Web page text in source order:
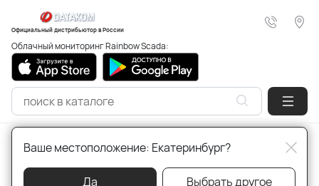
Официальный дистрибьютор в России
Облачный мониторинг Rainbow Scada:
Главная Продукция для генераторов Модули plug-in
Артикул: L060D
Ваше местоположение: Екатеринбург?
Да Выбрать другое